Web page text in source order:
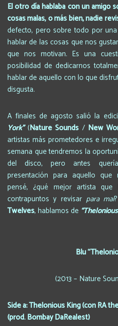
El otro día hablaba con un amigo
cosas malas, o más bien, nadie
defecto, pero sobre todo por
hablar de las cosas que nos
que nos motivan. Es una
posibilidad de dedicarnos
hablar de aquello con lo que
disgusta.
A finales de agosto salió la
York”(Nature Sounds / New
artistas más prometedores e
semana que tendremos la
del disco, pero antes
presentación para aquello
pensé, ¿qué mejor artista
contrapuntos y revisarpara mal
Twelves, hablamos de
Blu
(2013 – Nature
Side a: Thelonious King (con RA
(prod. Bombay DaRealest)